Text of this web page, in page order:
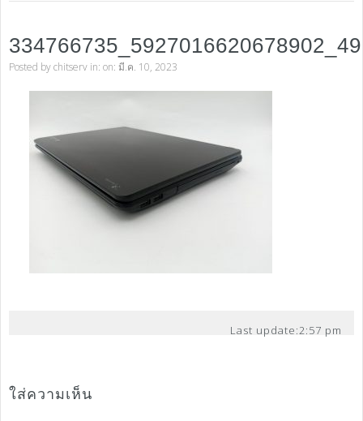
Posted bychitserv in: on: มี.ค. 10, 2023
Last update:2:57 pm
ใส่ความเห็น